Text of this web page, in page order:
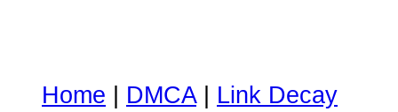
Home DMCA| Link Decay